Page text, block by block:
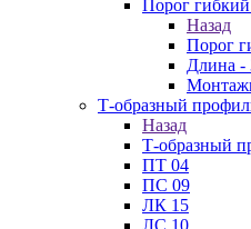
Порог
Назад
Порог
Длина -
Т-образный
Назад
Т-образный
ПТ 04
ПС 09
ЛК 15
ЛС 10